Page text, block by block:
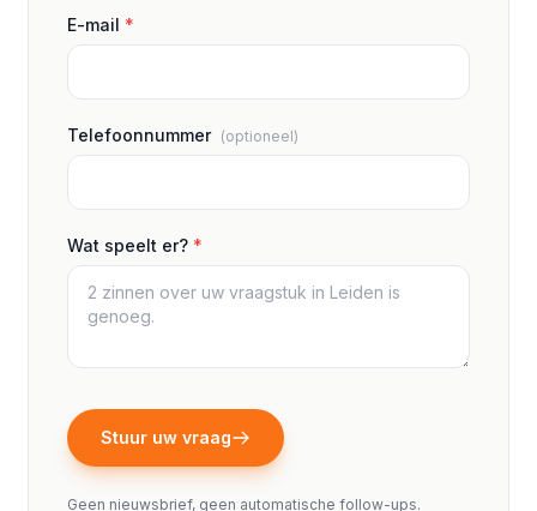
E-mail *
Telefoonnummer (optioneel)
Wat speelt er? *
Stuur uw vraag
Geen nieuwsbrief, geen automatische follow-ups.